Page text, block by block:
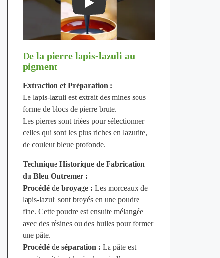
Play
De la pierre lapis-lazuli au
pigment
Extraction et Préparation :
Le lapis-lazuli est extrait des mines sous
forme de blocs de pierre brute.
Les pierres sont triées pour sélectionner
celles qui sont les plus riches en lazurite,
de couleur bleue profonde.
Technique Historique de Fabrication
du Bleu Outremer :
Procédé de broyage : Les morceaux de
lapis-lazuli sont broyés en une poudre
fine. Cette poudre est ensuite mélangée
avec des résines ou des huiles pour former
une pâte.
Procédé de séparation : La pâte est